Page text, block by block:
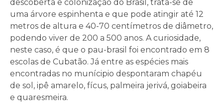
descoberta e colonização do Brasil, trata-se de
uma árvore espinhenta e que pode atingir até 12
metros de altura e 40-70 centímetros de diâmetro,
podendo viver de 200 a 500 anos. A curiosidade,
neste caso, é que o pau-brasil foi encontrado em 8
escolas de Cubatão. Já entre as espécies mais
encontradas no munícipio despontaram chapéu
de sol, ipê amarelo, fícus, palmeira jerivá, goiabeira
e quaresmeira.